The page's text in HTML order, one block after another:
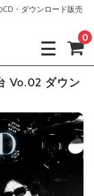
・ダウンロード販売
0
Vo.02 ダウン